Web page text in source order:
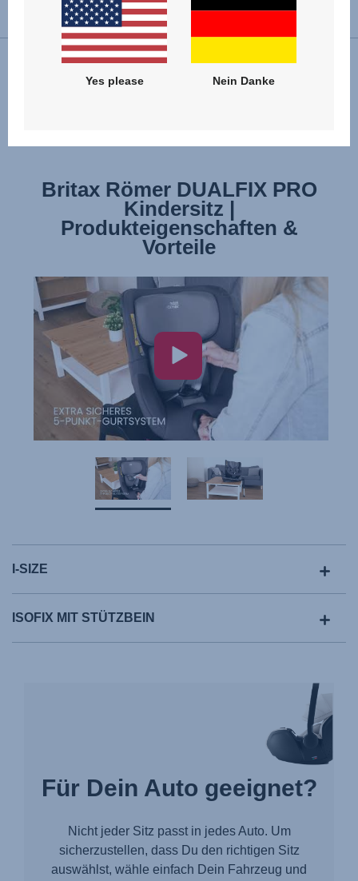
GEBRAUCHSANLEITUNG
Installation
Britax Römer DUALFIX PRO
Kindersitz |
Produkteigenschaften &
Vorteile
Britax Römer DUALFIX PRO
Kindersitz | Installation
I-SIZE
ISOFIX MIT STÜTZBEIN
Für Dein Auto geeignet?
Nicht jeder Sitz passt in jedes Auto. Um
sicherzustellen, dass Du den richtigen Sitz
auswählst, wähle einfach Dein Fahrzeug und
Yes please Nein Danke